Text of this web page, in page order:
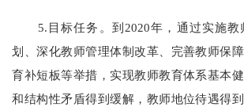
5.目标任务。到2020年，通过实施教
划、深化教师管理体制改革、完善教师保
育补短板等举措，实现教师教育体系基本
和结构性矛盾得到缓解，教师地位待遇得